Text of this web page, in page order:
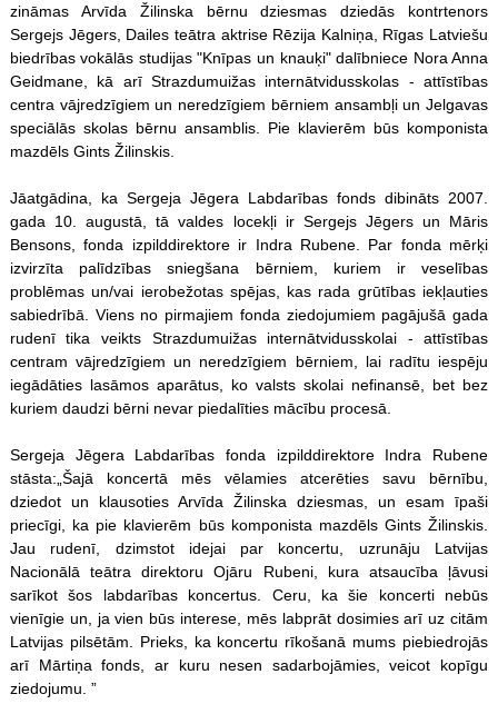
zināmas Arvīda Žilinska bērnu dziesmas dziedās kontrtenors
Sergejs Jēgers, Dailes teātra aktrise Rēzija Kalniņa, Rīgas Latviešu
biedrības vokālās studijas "Knīpas un knauķi" dalībniece Nora Anna
Geidmane, kā arī Strazdumuižas internātvidusskolas - attīstības
centra vājredzīgiem un neredzīgiem bērniem ansambļi un Jelgavas
speciālās skolas bērnu ansamblis. Pie klavierēm būs komponista
mazdēls Gints Žilinskis.
Jāatgādina, ka Sergeja Jēgera Labdarības fonds dibināts 2007.
gada 10. augustā, tā valdes locekļi ir Sergejs Jēgers un Māris
Bensons, fonda izpilddirektore ir Indra Rubene. Par fonda mērķi
izvirzīta palīdzības sniegšana bērniem, kuriem ir veselības
problēmas un/vai ierobežotas spējas, kas rada grūtības iekļauties
sabiedrībā. Viens no pirmajiem fonda ziedojumiem pagājušā gada
rudenī tika veikts Strazdumuižas internātvidusskolai - attīstības
centram vājredzīgiem un neredzīgiem bērniem, lai radītu iespēju
iegādāties lasāmos aparātus, ko valsts skolai nefinansē, bet bez
kuriem daudzi bērni nevar piedalīties mācību procesā.
Sergeja Jēgera Labdarības fonda izpilddirektore Indra Rubene
stāsta:„Šajā koncertā mēs vēlamies atcerēties savu bērnību,
dziedot un klausoties Arvīda Žilinska dziesmas, un esam īpaši
priecīgi, ka pie klavierēm būs komponista mazdēls Gints Žilinskis.
Jau rudenī, dzimstot idejai par koncertu, uzrunāju Latvijas
Nacionālā teātra direktoru Ojāru Rubeni, kura atsaucība ļāvusi
sarīkot šos labdarības koncertus. Ceru, ka šie koncerti nebūs
vienīgie un, ja vien būs interese, mēs labprāt dosimies arī uz citām
Latvijas pilsētām. Prieks, ka koncertu rīkošanā mums piebiedrojās
arī Mārtiņa fonds, ar kuru nesen sadarbojāmies, veicot kopīgu
ziedojumu. ”